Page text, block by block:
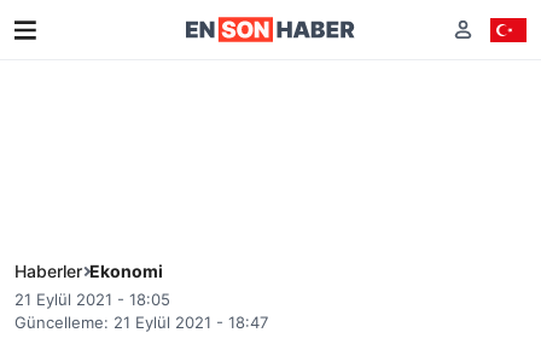
Haberler Ekonomi
21 Eylül 2021 - 18:05
Güncelleme: 21 Eylül 2021 - 18:47